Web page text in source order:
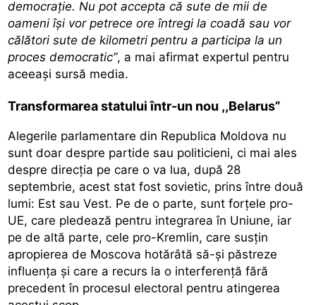
democrație. Nu pot accepta că sute de mii de
oameni își vor petrece ore întregi la coadă sau vor
călători sute de kilometri pentru a participa la un
proces democratic”, a mai afirmat expertul pentru
aceeași sursă media.
Transformarea statului într-un nou ,,Belarus”
Alegerile parlamentare din Republica Moldova nu
sunt doar despre partide sau politicieni, ci mai ales
despre direcția pe care o va lua, după 28
septembrie, acest stat fost sovietic, prins între două
lumi: Est sau Vest. Pe de o parte, sunt forțele pro-
UE, care pledează pentru integrarea în Uniune, iar
pe de altă parte, cele pro-Kremlin, care susțin
apropierea de Moscova hotărâtă să-și păstreze
influența și care a recurs la o interferență fără
precedent în procesul electoral pentru atingerea